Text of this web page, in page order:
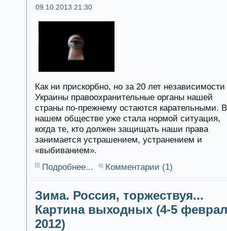
09.10.2013 21:30
Как ни прискорбно, но за 20 лет независимости
Украины правоохранительные органы нашей
страны по-прежнему остаются карательными. В
нашем обществе уже стала нормой ситуация,
когда те, кто должен защищать наши права
занимается устрашением, устранением и
«выбиванием».
Подробнее...
Комментарии (1)
Зима. Россия, торжествуя...
Картина выходных (4-5
2012)